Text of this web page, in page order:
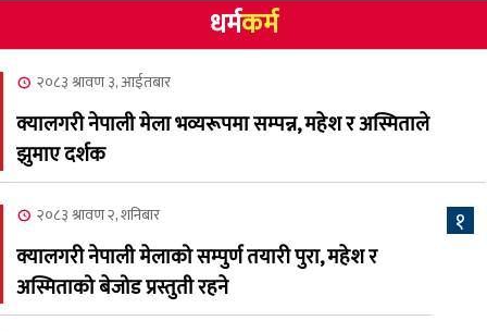
४
NCSC को अध्यक्षमा घनेन्द्र
न्यौपाने बिजयी
नेप्लिज सोसाइटि अफ
२०८३ श्रावण ६, बुधबार
कामना खबर पत्रिका
धर्मकर्म
२०८३ श्रावण ३, आईतबार
क्यालगरी नेपाली मेला भव्यरूपमा सम्पन्न, महेश र अस्मिताले
झुमाए दर्शक
१
२०८३ श्रावण २, शनिबार
क्यालगरी नेपाली मेलाको सम्पुर्ण तयारी पुरा, महेश र
अस्मिताको बेजोड प्रस्तुती रहने